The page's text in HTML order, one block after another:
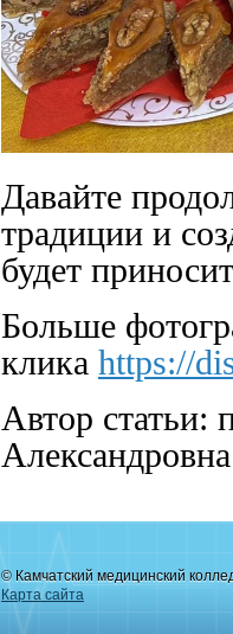
Давайте
традиции и
будет
Больше
клика https://
Автор статьи:
Александровна
© Камчатский медицинский
Карта сайта